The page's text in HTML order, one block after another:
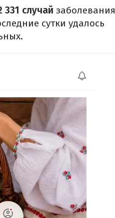
331 случай заболевания
сутки удалось